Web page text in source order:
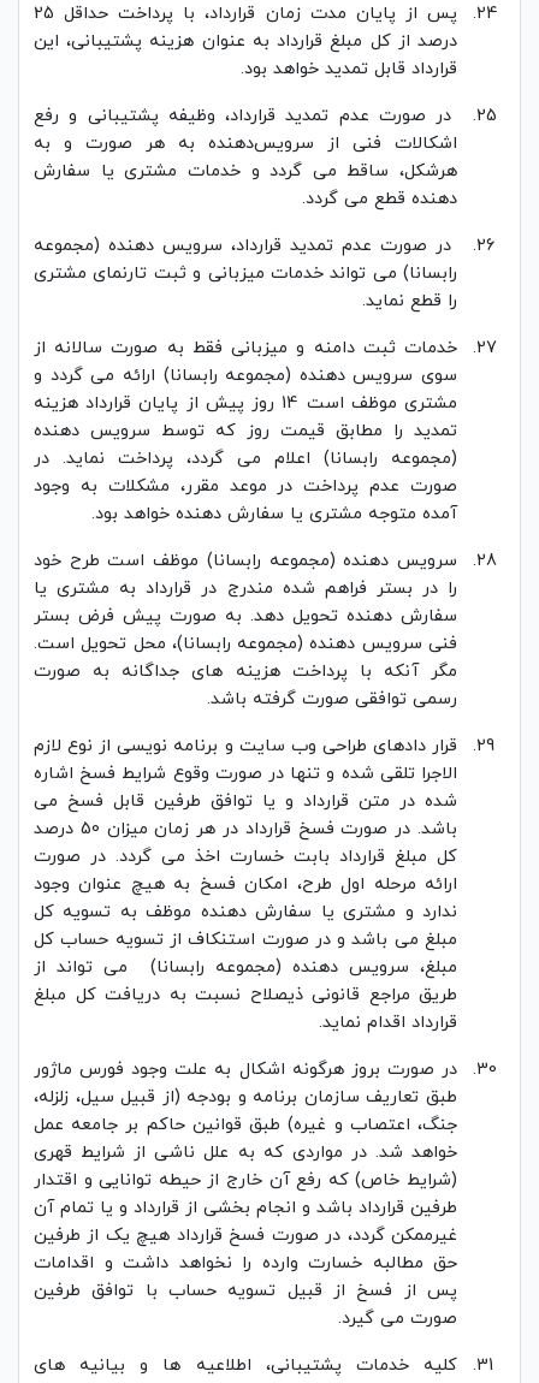
پس از پایان مدت زمان قرارداد، با پرداخت حداقل 25
درصد از کل مبلغ قرارداد به عنوان هزینه پشتیبانی، این
قرارداد قابل تمدید خواهد بود.
در صورت عدم تمدید قرارداد، وظیفه پشتیبانی و رفع
اشکالات فنی از سرویس‌دهنده به هر صورت و به
هرشکل، ساقط می گردد و خدمات مشتری یا سفارش
دهنده قطع می گردد.
در صورت عدم تمدید قرارداد، سرویس دهنده (مجموعه
رابسانا) می تواند خدمات میزبانی و ثبت تارنمای مشتری
را قطع نماید.
خدمات ثبت دامنه و میزبانی فقط به صورت سالانه از
سوی سرویس دهنده (مجموعه رابسانا) ارائه می گردد و
مشتری موظف است 14 روز پیش از پایان قرارداد هزینه
تمدید را مطابق قیمت روز که توسط سرویس دهنده
(مجموعه رابسانا) اعلام می گردد، پرداخت نماید. در
صورت عدم پرداخت در موعد مقرر، مشکلات به وجود
آمده متوجه مشتری یا سفارش دهنده خواهد بود.
سرویس دهنده (مجموعه رابسانا) موظف است طرح خود
را در بستر فراهم شده مندرج در قرارداد به مشتری یا
سفارش دهنده تحویل دهد. به صورت پیش فرض بستر
فنی سرویس دهنده (مجموعه رابسانا)، محل تحویل است.
مگر آنکه با پرداخت هزینه های جداگانه به صورت
رسمی توافقی صورت گرفته باشد.
قرار دادهای طراحی وب سایت و برنامه نویسی از نوع لازم
الاجرا تلقی شده و تنها در صورت وقوع شرایط فسخ اشاره
شده در متن قرارداد و یا توافق طرفین قابل فسخ می
باشد. در صورت فسخ قرارداد در هر زمان میزان 50 درصد
کل مبلغ قرارداد بابت خسارت اخذ می گردد. در صورت
ارائه مرحله اول طرح، امکان فسخ به هیچ عنوان وجود
ندارد و مشتری یا سفارش دهنده موظف به تسویه کل
مبلغ می باشد و در صورت استنکاف از تسویه حساب کل
مبلغ، سرویس دهنده (مجموعه رابسانا) می تواند از
طریق مراجع قانونی ذیصلاح نسبت به دریافت کل مبلغ
قرارداد اقدام نماید.
در صورت بروز هرگونه اشکال به علت وجود فورس ماژور
طبق تعاریف سازمان برنامه و بودجه (از قبیل سیل، زلزله،
جنگ، اعتصاب و غیره) طبق قوانین حاکم بر جامعه عمل
خواهد شد. در مواردی كه به علل ناشی از شرايط قهری
(شرايط خاص) كه رفع آن خارج از حيطه توانايی و اقتدار
طرفين قرارداد باشد و انجام بخشی از قرارداد و يا تمام آن
غيرممكن گردد، در صورت فسخ قرارداد هيچ یک از طرفين
حق مطالبه خسارت وارده را نخواهد داشت و اقدامات
پس از فسخ از قبيل تسويه حساب با توافق طرفين
صورت می گيرد.
کلیه خدمات پشتیبانی، اطلاعیه ها و بیانیه های